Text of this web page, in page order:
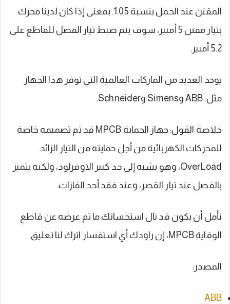
المقنن عند الحمل بنسبة 1.05. بمعنى إذا كان لدينا محرك
بتيار مقنن 5 أمبير، سوف يتم ضبط تيار الفصل للقاطع على
5.2 أمبير.
يوجد العديد من الماركات العالمية التي توفر هذا الجهاز
مثل: ABB وSimens وSchneider.
خلاصة القول: جهاز الحماية MPCB قد تم تصميمه خاصة
للمحركات الكهربائية من أجل حمايته من التيار الزائد
OverLoad، وهو يشبه إلى حد كبير الاوفرلود، ولكنه يتميز
بالفصل عند تيار القصر، وعند فقد أحد الفازات.
نأمل أن يكون قد نال استحسانك ما تم عرضه عن قاطع
الوقاية MPCB، إن راودك أي استفسار اترك لنا تعليق.
المصدر:
ABB